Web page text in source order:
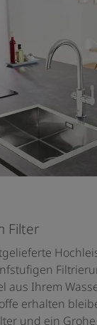
Filter
aus Ihrem
erhalten
und ein